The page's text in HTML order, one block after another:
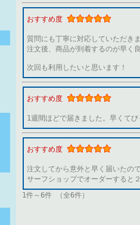
おすすめ度
質問にも丁寧に対応していただき
注文後、商品が到着するのが早く
次回も利用したいと思います！
おすすめ度
1週間ほどで届きました。早くて
おすすめ度
注文してから意外と早く届いたの
サーフショップでオーダーすると
1件～6件 （全6件）